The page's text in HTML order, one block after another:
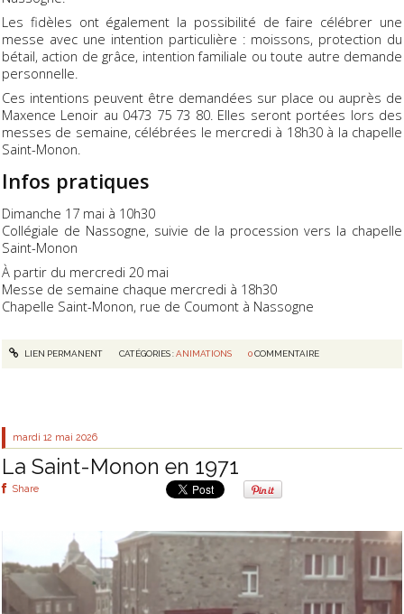
Les fidèles ont également la possibilité de faire célébrer une
messe avec une intention particulière : moissons, protection du
bétail, action de grâce, intention familiale ou toute autre demande
personnelle.
Ces intentions peuvent être demandées sur place ou auprès de
Maxence Lenoir au 0473 75 73 80. Elles seront portées lors des
messes de semaine, célébrées le mercredi à 18h30 à la chapelle
Saint-Monon.
Infos pratiques
Dimanche 17 mai à 10h30
Collégiale de Nassogne, suivie de la procession vers la chapelle
Saint-Monon
À partir du mercredi 20 mai
Messe de semaine chaque mercredi à 18h30
Chapelle Saint-Monon, rue de Coumont à Nassogne
LIEN PERMANENT CATÉGORIES :ANIMATIONS 0COMMENTAIRE
mardi 12 mai 2026
La Saint-Monon en 1971
Share